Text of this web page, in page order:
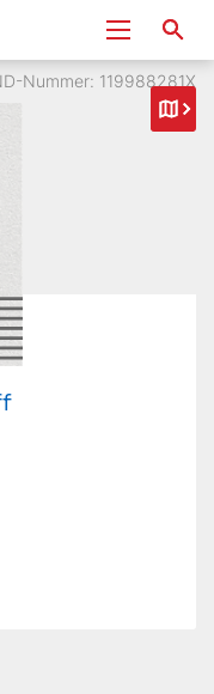
Nummer: 119988281X